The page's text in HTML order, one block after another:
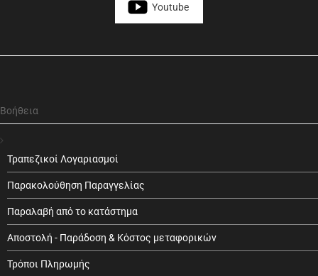
Youtube
Βοήθεια
Τραπεζικοί Λογαριασμοί
Παρακολούθηση Παραγγελίας
Παραλαβή από το κατάστημα
Αποστολή - Παράδοση & Κόστος μεταφορικών
Τρόποι Πληρωμής